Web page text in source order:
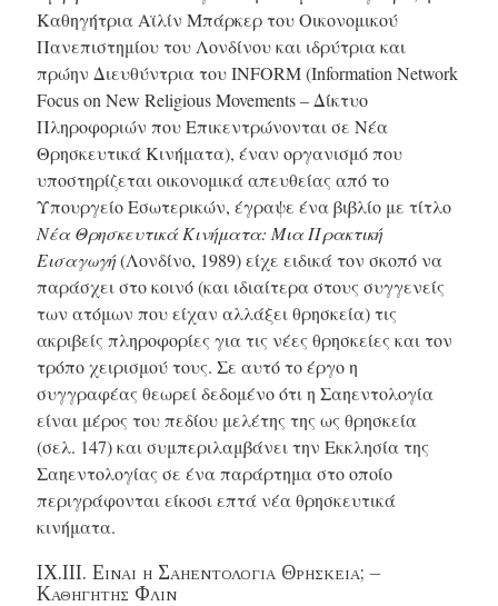
Καθηγήτρια Αϊλίν Μπάρκερ του Οικονομικού
Πανεπιστημίου του Λονδίνου και ιδρύτρια και
πρώην Διευθύντρια του INFORM (Information Network
Focus on New Religious Movements – Δίκτυο
Πληροφοριών που Επικεντρώνονται σε Νέα
Θρησκευτικά Κινήματα), έναν οργανισμό που
υποστηρίζεται οικονομικά απευθείας από το
Υπουργείο Εσωτερικών, έγραψε ένα βιβλίο με τίτλο
Νέα Θρησκευτικά Κινήματα: Μια Πρακτική
Εισαγωγή(Λονδίνο, 1989) είχε ειδικά τον σκοπό να
παράσχει στο κοινό (και ιδιαίτερα στους συγγενείς
των ατόμων που είχαν αλλάξει θρησκεία) τις
ακριβείς πληροφορίες για τις νέες θρησκείες και τον
τρόπο χειρισμού τους. Σε αυτό το έργο η
συγγραφέας θεωρεί δεδομένο ότι η Σαηεντολογία
είναι μέρος του πεδίου μελέτης της ως θρησκεία
(σελ. 147)και συμπεριλαμβάνει την Εκκλησία της
Σαηεντολογίας σε ένα παράρτημα στο οποίο
περιγράφονται είκοσι επτά νέα θρησκευτικά
κινήματα.
IX.ΙΙΙ. Ειναι η Σαηεντολογια Θρησκεια; –
Καθηγητής Φλιν